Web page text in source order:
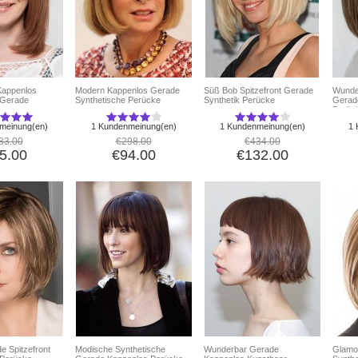
Modern Kappenlos Gerade
Synthetische Perücke
1 Kundenmeinung(en)
€298.00
€94.00
Süß Bob Spitzefront Gerade
Synthetik Perücke
1 Kundenmeinung(en)
€434.00
€132.00
1
Spitzefront
Modische Synthetische
Wunderbar Gerade